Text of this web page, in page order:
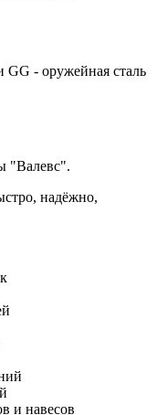
GG - оружейная сталь
"Валевс".
надёжно,